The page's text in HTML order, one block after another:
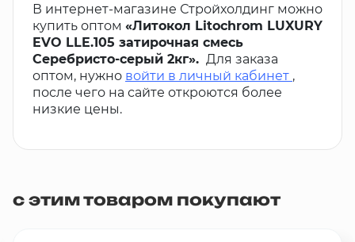
В интернет-магазине Стройхолдинг можно
купить оптом «Литокол Litochrom LUXURY
EVO LLE.105 затирочная смесь
Серебристо-серый 2кг». Для заказа
оптом, нужно войти в личный кабинет ,
после чего на сайте откроются более
низкие цены.
с этим товаром покупают